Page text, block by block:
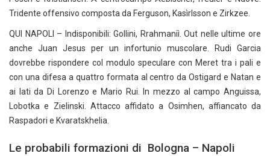
Tridente offensivo composta da Ferguson, Kasìrlsson e Zirkzee.
QUI NAPOLI – Indisponibili: Gollini, Rrahmaniì. Out nelle ultime ore
anche Juan Jesus per un infortunio muscolare. Rudi Garcia
dovrebbe rispondere col modulo speculare con Meret tra i pali e
con una difesa a quattro formata al centro da Ostigard e Natan e
ai lati da Di Lorenzo e Mario Rui. In mezzo al campo Anguissa,
Lobotka e Zielinski. Attacco affidato a Osimhen, affiancato da
Raspadori e Kvaratskhelia.
Le probabili formazioni di Bologna – Napoli